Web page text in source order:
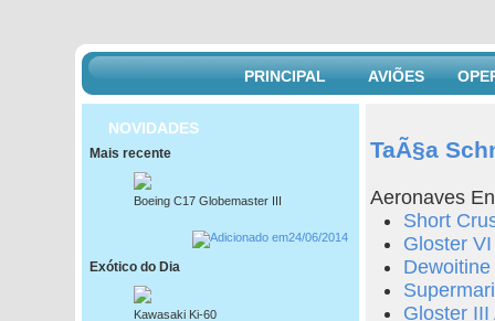
PRINCIPAL AVIÕES
TaÃ§a
Aeronaves
Short
Gloster
Gloster III
NOVIDADES
Mais recente
Boeing C17 Globemaster III
24/06/2014
Exótico do Dia
Kawasaki Ki-60